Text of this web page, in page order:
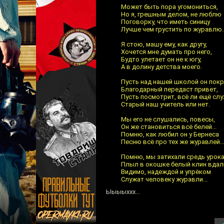
Может быть пора угомониться,
Но я, грешным делом, не люблю
Поговорку, что иметь синицу
Лучше чем грустить по журавлю.
Я стою, машу ему, как другу,
Хочется мне думать про него,
Будто улетает он не к югу,
А в долину детства моего.
Пусть над нашей школой он
Благодарный передаст привет,
Пусть посмотрит, всё ли ещё
Старый наш учитель или нет.
Мы его не слушались, повесы,
Он же становиться всё белей...
Помню, как любил он у Бернеса
Песню всё про тех же журавлей...
Помню, мы затихали средь
Плыл в окошке белый клин
Видимо, надеждой и упрёком
Служат человеку журавли...
Ыыыыххх...